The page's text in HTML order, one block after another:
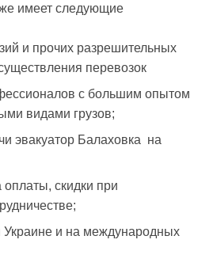
имеет следующие
и прочих разрешительных
перевозок
с большим опытом
видами грузов;
эвакуатор Балаховка на
оплаты, скидки при
Украине и на международных